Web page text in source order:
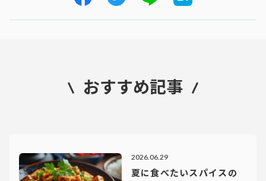
おすすめ記事
2026.06.29
夏に食べたいスパイスの